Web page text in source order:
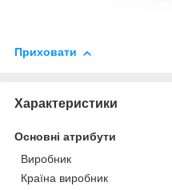
Приховати
Характеристики
Основні атрибути
Виробник
Країна виробник